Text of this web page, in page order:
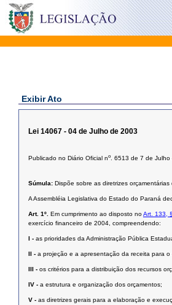
Exibir Ato
Lei 14067 - 04 de Julho de 2003
Publicado no Diário Oficial no. 6513 de 7 de Julho
Súmula: Dispõe sobre as diretrizes
A Assembléia Legislativa do Estado do Paraná
Art. 1º. Em cumprimento ao disposto noArt. 133,
exercício financeiro de 2004, compreendendo:
I - as prioridades da Administração Pública
II - a projeção e a apresentação da receita para o
III - os critérios para a distribuição dos recursos
IV - a estrutura e organização dos orçamentos;
V - as diretrizes gerais para a elaboração e